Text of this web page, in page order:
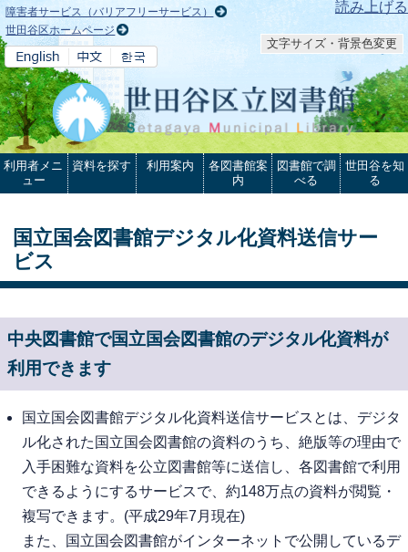
本文へ 読み上げる
障害者サービス（バリアフリーサービス）
世田谷区ホームページ
文字サイズ・背景色変更
利用者メニ
ュー
資料を探す 利用案内
各図書館案
内
図書館で調
べる
世田谷を知
る
国立国会図書館デジタル化資料送信サー
ビス
中央図書館で国立国会図書館のデジタル化資料が
利用できます
国立国会図書館デジタル化資料送信サービスとは、デジタ
ル化された国立国会図書館の資料のうち、絶版等の理由で
入手困難な資料を公立図書館等に送信し、各図書館で利用
できるようにするサービスで、約148万点の資料が閲覧・
複写できます。(平成29年7月現在)
また、国立国会図書館がインターネットで公開しているデ